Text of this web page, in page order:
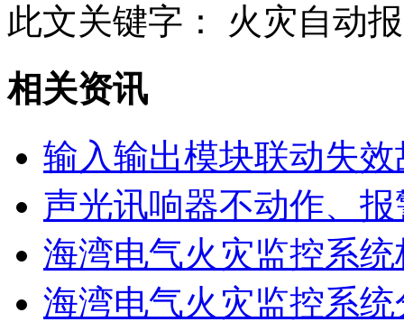
此文关键字：
火灾自动
相关资讯
输入输出模块联动失效
声光讯响器不动作、
海湾电气火灾监控系
海湾电气火灾监控系